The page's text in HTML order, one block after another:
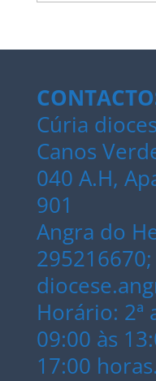
Cúria
Canos
040 A.H,
901
Angra do
Horário: 2ª
09:00 às
17:00 horas.